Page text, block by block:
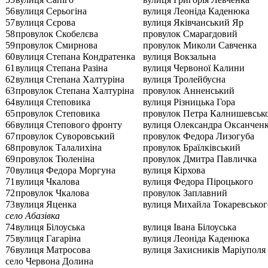
56вулиця Серьогіна
вулиця Леоніда Каденюка
57вулиця Сєрова
вулиця Яківчанський Яр
58провулок Скобелєва
провулок Смарагдовий
59провулок Смирнова
провулок Миколи Савченка
60вулиця Степана Кондратенка
вулиця Вокзальна
61 вулиця Степана Разіна
вулиця Червоної Калини
62вулиця Степана Халтуріна
вулиця Тролейбусна
63провулок Степана Халтуріна
провулок Анненський
64вулиця Степовика
вулиця Різницька Гора
65провулок Степовика
провулок Петра
66вулиця Степового фронту
вулиця Олександра
67провулок Суворовський
провулок Федора Лизогуба
68провулок Талалихіна
провулок Браїлківський
69провулок Тюленіна
провулок Дмитра Павличка
70вулиця Федора Моргуна
вулиця Кірхова
71 вулиця Чкалова
вулиця Федора Піроцького
72провулок Чкалова
провулок Заплавний
73вулиця Яценка
вулиця Михайла
село Абазівка
74вулиця Білоуська
вулиця Івана Білоуська
75вулиця Гагаріна
вулиця Леоніда Каденюка
76вулиця Матросова
вулиця Захисників Маріуполя
село Червона Долина